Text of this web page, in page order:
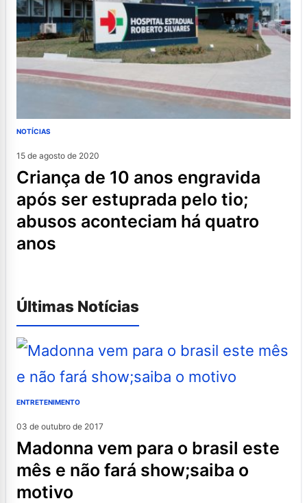
NOTÍCIAS
15 de agosto de 2020
criança de 10 anos engravida
após ser estuprada pelo tio;
abusos aconteciam há quatro
anos
Últimas Notícias
ENTRETENIMENTO
03 de outubro de 2017
madonna vem para o brasil este
mês e não fará show;saiba o
motivo